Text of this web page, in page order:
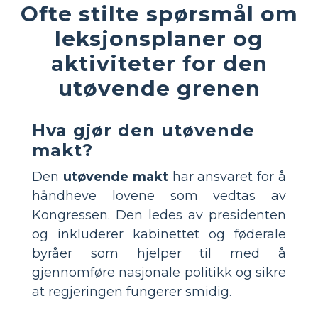
Ofte stilte spørsmål om
leksjonsplaner og
aktiviteter for den
utøvende grenen
Hva gjør den utøvende
makt?
Den utøvende makthar ansvaret for å
håndheve lovene som vedtas av
Kongressen. Den ledes av presidenten
og inkluderer kabinettet og føderale
byråer som hjelper til med å
gjennomføre nasjonale politikk og sikre
at regjeringen fungerer smidig.